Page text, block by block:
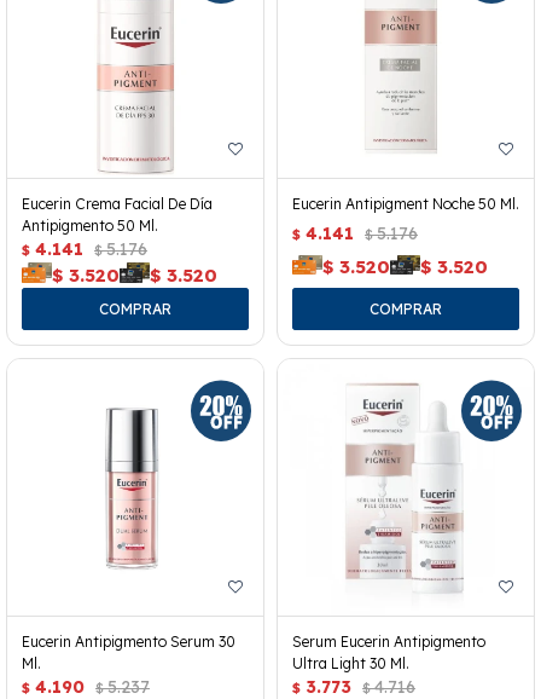
Eucerin Crema Facial De Día
Antipigmento 50 Ml.
$ 4.141 $ 5.176
$ 3.520 $ 3.520
Eucerin Antipigment Noche 50 Ml.
$ 4.141 $ 5.176
$ 3.520 $ 3.520
Eucerin Antipigmento Serum 30
Ml.
$ 4.190 $ 5.237
Serum Eucerin Antipigmento
Ultra Light 30 Ml.
$ 3.773 $ 4.716